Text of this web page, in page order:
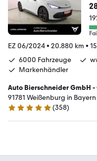
EZ 06/2024• 20.880 km •
6000 Fahrzeuge
Markenhändler
Auto Bierschneider GmbH -
Weißenburg
91781 Weißenburg in Bayern
4.9 Sterne
(358)